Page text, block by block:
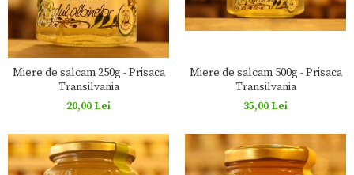
Miere de salcam 250g - Prisaca
Transilvania
20,00 Lei
Miere de salcam 500g - Prisaca
Transilvania
35,00 Lei